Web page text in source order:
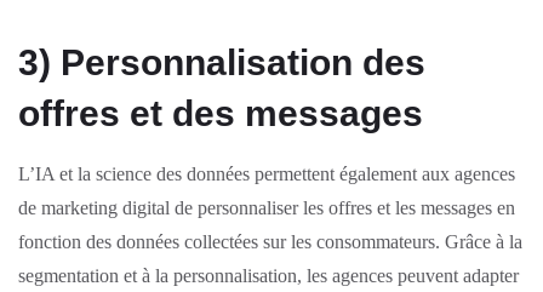
3) Personnalisation des
offres et des messages
L’IA et la science des données permettent également aux agences
de marketing digital de personnaliser les offres et les messages en
fonction des données collectées sur les consommateurs. Grâce à la
segmentation et à la personnalisation, les agences peuvent adapter